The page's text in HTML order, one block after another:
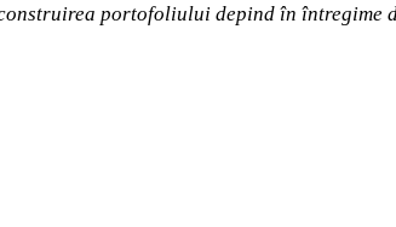
portofoliului depind în întregime